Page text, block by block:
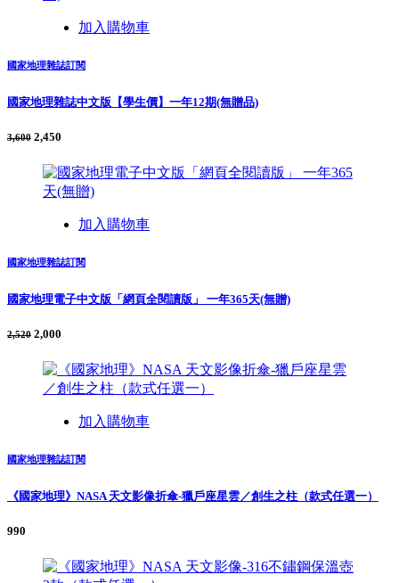
加入購物車
國家地理雜誌訂閱
國家地理雜誌中文版【學生價】一年12期(無贈品)
3,600 2,450
加入購物車
國家地理雜誌訂閱
國家地理電子中文版「網頁全閱讀版」 一年365天(無贈)
2,520 2,000
加入購物車
國家地理雜誌訂閱
《國家地理》NASA 天文影像折傘-獵戶座星雲／創生之柱（款式任選一）
990